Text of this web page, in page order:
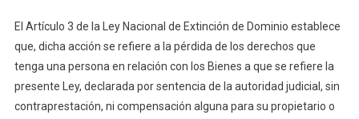
El Artículo 3 de la Ley Nacional de Extinción de Dominio establece
que, dicha acción se refiere a la pérdida de los derechos que
tenga una persona en relación con los Bienes a que se refiere la
presente Ley, declarada por sentencia de la autoridad judicial, sin
contraprestación, ni compensación alguna para su propietario o